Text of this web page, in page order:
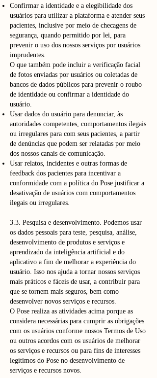
Confirmar a identidade e a elegibilidade dos
usuários para utilizar a plataforma e atender seus
pacientes, inclusive por meio de checagens de
segurança, quando permitido por lei, para
prevenir o uso dos nossos serviços por usuários
imprudentes.
O que também pode incluir a verificação facial
de fotos enviadas por usuários ou coletadas de
bancos de dados públicos para prevenir o roubo
de identidade ou confirmar a identidade do
usuário.
Usar dados do usuário para denunciar, às
autoridades competentes, comportamentos ilegais
ou irregulares para com seus pacientes, a partir
de denúncias que podem ser relatadas por meio
dos nossos canais de comunicação.
Usar relatos, incidentes e outras formas de
feedback dos pacientes para incentivar a
conformidade com a política do Pose justificar a
desativação de usuários com comportamentos
ilegais ou irregulares.
3.3. Pesquisa e desenvolvimento. Podemos usar
os dados pessoais para teste, pesquisa, análise,
desenvolvimento de produtos e serviços e
aprendizado da inteligência artificial e do
aplicativo a fim de melhorar a experiência do
usuário. Isso nos ajuda a tornar nossos serviços
mais práticos e fáceis de usar, a contribuir para
que se tornem mais seguros, bem como
desenvolver novos serviços e recursos.
O Pose realiza as atividades acima porque as
considera necessárias para cumprir as obrigações
com os usuários conforme nossos Termos de Uso
ou outros acordos com os usuários de melhorar
os serviços e recursos ou para fins de interesses
legítimos do Pose no desenvolvimento de
serviços e recursos novos.